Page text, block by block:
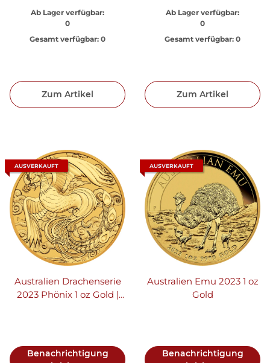
Ab Lager verfügbar:
0
Gesamt verfügbar: 0
Zum Artikel
Ab Lager verfügbar:
0
Gesamt verfügbar: 0
Zum Artikel
AUSVERKAUFT
Australien Drachenserie
2023 Phönix 1 oz Gold |
Benachrichtigung
AUSVERKAUFT
Australien Emu 2023 1 oz
Gold
Benachrichtigung